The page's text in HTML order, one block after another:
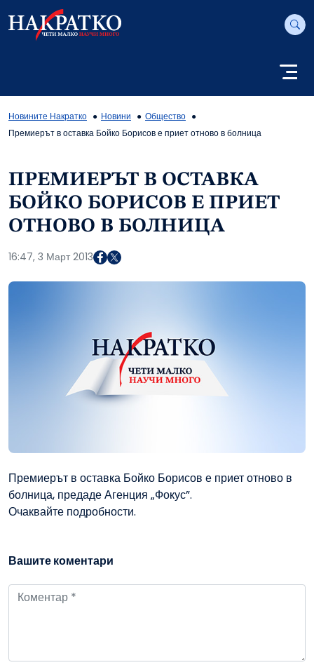
Новините Накратко Новини
Общество
Премиерът в оставка Бойко Борисов е приет отново в болница
ПРЕМИЕРЪТ В ОСТАВКА
БОЙКО БОРИСОВ Е ПРИЕТ
ОТНОВО В БОЛНИЦА
16:47, 3 Март 2013
Премиерът в оставка Бойко Борисов е приет отново в
болница, предаде Агенция „Фокус”.
Очаквайте подробности.
Вашите коментари